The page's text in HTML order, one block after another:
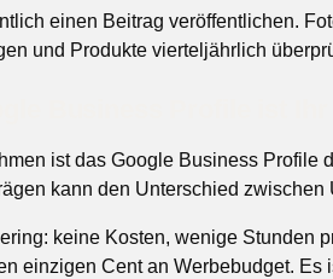
einen Beitrag veröffentlichen.
und Produkte vierteljährlich
ist das Google Business
kann den Unterschied
keine Kosten, wenige Stunden
einzigen Cent an Werbebudget.